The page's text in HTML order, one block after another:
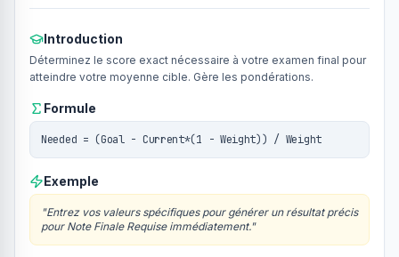
Introduction
Déterminez le score exact nécessaire à votre examen final pour
atteindre votre moyenne cible. Gère les pondérations.
Formule
Needed = (Goal - Current*(1 - Weight)) / Weight
Exemple
"Entrez vos valeurs spécifiques pour générer un résultat précis
pour Note Finale Requise immédiatement."